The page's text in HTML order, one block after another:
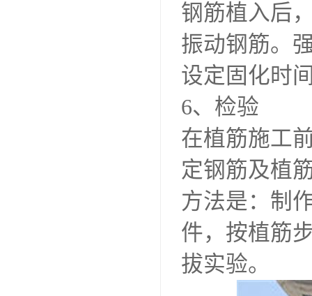
钢筋植入后
振动钢筋。
设定固化时
6、检验
在植筋施工
定钢筋及植
方法是：制
件，按植筋
拔实验。